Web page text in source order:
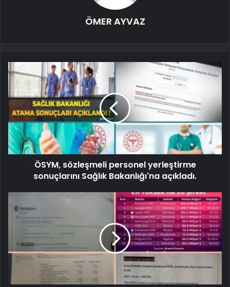
ÖMER AYVAZ
ÖSYM, sözleşmeli personel yerleştirme
sonuçlarını Sağlık Bakanlığı'na açıkladı.